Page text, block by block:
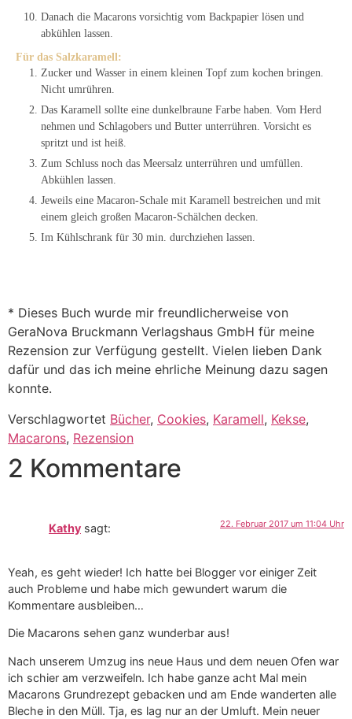
Danach die Macarons vorsichtig vom Backpapier lösen und
abkühlen lassen.
Für das Salzkaramell:
Zucker und Wasser in einem kleinen Topf zum kochen bringen.
Nicht umrühren.
Das Karamell sollte eine dunkelbraune Farbe haben. Vom Herd
nehmen und Schlagobers und Butter unterrühren. Vorsicht es
spritzt und ist heiß.
Zum Schluss noch das Meersalz unterrühren und umfüllen.
Abkühlen lassen.
Jeweils eine Macaron-Schale mit Karamell bestreichen und mit
einem gleich großen Macaron-Schälchen decken.
Im Kühlschrank für 30 min. durchziehen lassen.
* Dieses Buch wurde mir freundlicherweise von
GeraNova Bruckmann Verlagshaus GmbH für meine
Rezension zur Verfügung gestellt. Vielen lieben Dank
dafür und das ich meine ehrliche Meinung dazu sagen
konnte.
Verschlagwortet Bücher, Cookies, Karamell, Kekse,
Macarons, Rezension
2 Kommentare
Kathy sagt: 22. Februar 2017 um 11:04 Uhr
Yeah, es geht wieder! Ich hatte bei Blogger vor einiger Zeit
auch Probleme und habe mich gewundert warum die
Kommentare ausbleiben…
Die Macarons sehen ganz wunderbar aus!
Nach unserem Umzug ins neue Haus und dem neuen Ofen war
ich schier am verzweifeln. Ich habe ganze acht Mal mein
Macarons Grundrezept gebacken und am Ende wanderten alle
Bleche in den Müll. Tja, es lag nur an der Umluft. Mein neuer